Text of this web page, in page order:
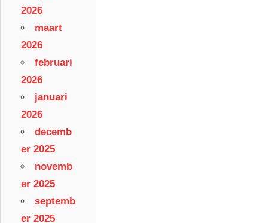
2026
maart
2026
februari
2026
januari
2026
decemb
er 2025
novemb
er 2025
septemb
er 2025